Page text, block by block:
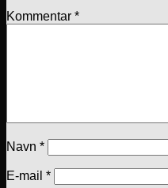
Kommentar *
Navn *
E-mail *